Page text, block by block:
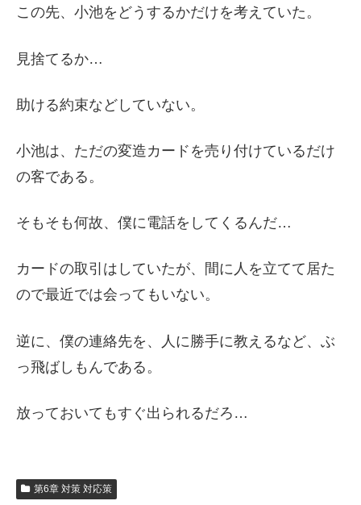
この先、小池をどうするかだけを考えていた。
見捨てるか…
助ける約束などしていない。
小池は、ただの変造カードを売り付けているだけ
の客である。
そもそも何故、僕に電話をしてくるんだ…
カードの取引はしていたが、間に人を立てて居た
ので最近では会ってもいない。
逆に、僕の連絡先を、人に勝手に教えるなど、ぶ
っ飛ばしもんである。
放っておいてもすぐ出られるだろ…
第6章 対策 対応策